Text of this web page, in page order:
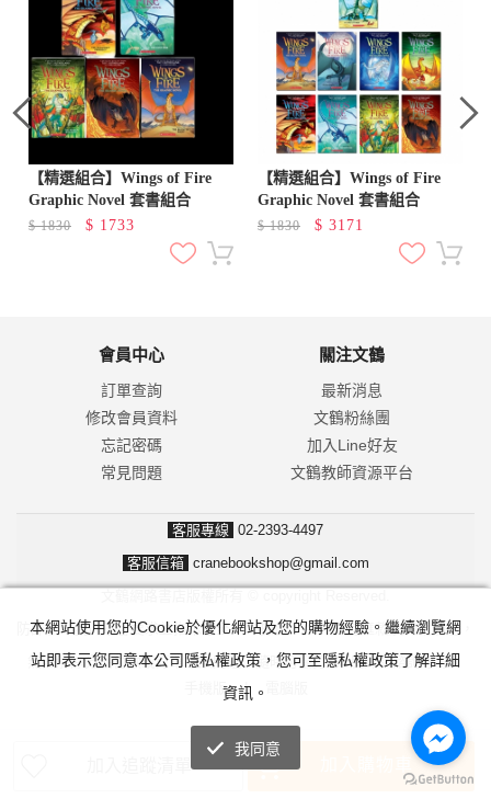
加入追蹤清單
【精選組合】Wings of Fire
Graphic Novel 套書組合
$1830 $ 1733
【精選組合】Wings of Fire
Graphic Novel 套書組合
$1830 $ 3171
會員中心
訂單查詢
修改會員資料
忘記密碼
常見問題
關注文鶴
最新消息
文鶴粉絲團
加入Line好友
文鶴教師資源平台
客服專線 02-2393-4497
客服信箱 cranebookshop@gmail.com
防詐騙！我們不會要求並指示您至ATM操作。ATM只有匯款及轉帳功能，
無法解除分期付款或訂單錯誤問題。隨時可撥打165反詐騙諮詢專線。
手機版 |
本網站使用您的Cookie於優化網站及您的購物經驗。繼續瀏覽網
站即表示您同意本公司隱私權政策，您可至隱私權政策了解詳細
資訊。
我同意